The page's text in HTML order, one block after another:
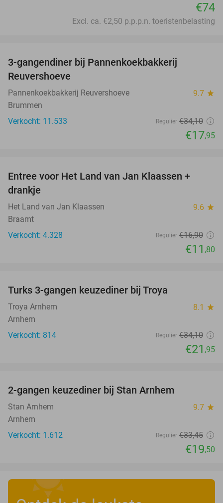
€74
Excl. ca. €2,50 p.p.p.n. toeristenbelasting
3-gangendiner bij Pannenkoekbakkerij
Reuvershoeve
Pannenkoekbakkerij Reuvershoeve 9.7 star
Brummen
Verkocht: 11.533
Regulier €34,10
€17,95
Entree voor Het Land van Jan Klaassen +
drankje
Het Land van Jan Klaassen 9.6 star
Braamt
Verkocht: 4.328
Regulier €16,90
€11 ,80
Turks 3-gangen keuzediner bij Troya
Troya Arnhem 8.1 star
Arnhem
Verkocht: 814
Regulier €34,10
€21 ,95
2-gangen keuzediner bij Stan Arnhem
Stan Arnhem 9.7 star
Arnhem
Verkocht: 1.612
Regulier €33,45
€19,50